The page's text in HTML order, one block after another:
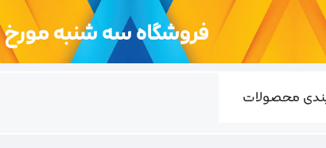
فروشگاه سه شنبه مورخ 05/20 تعطیل میباشد
محصولات